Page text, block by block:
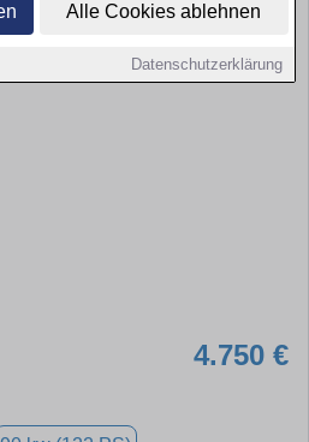
Alle Cookies ablehnen
Datenschutzerklärung
4.750 €